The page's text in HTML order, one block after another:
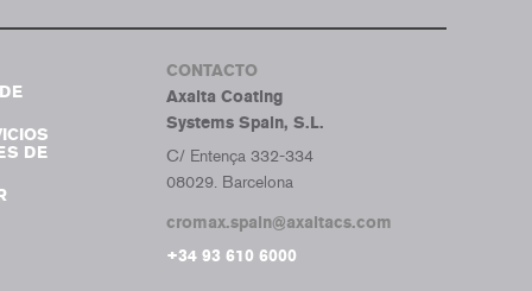
DE
CONTACTO
Axalta Coating
Systems Spain, S.L.
C/ Entença 332-334
08029. Barcelona
cromax.spain@axaltacs.com
+34 93 610 6000